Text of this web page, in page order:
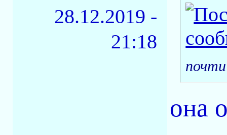
28.12.2019 -
21:18
она